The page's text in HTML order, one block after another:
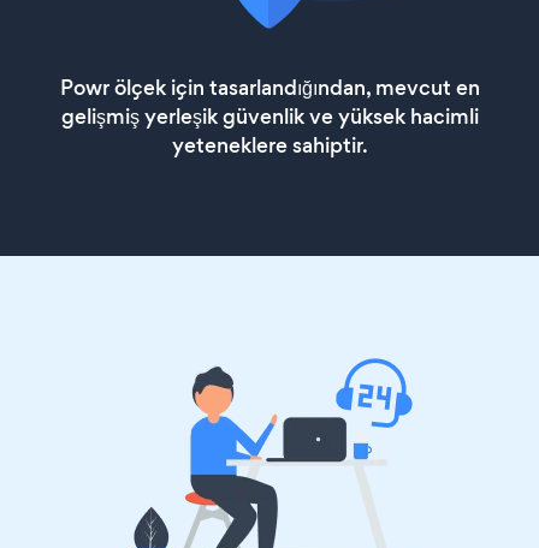
Powr ölçek için tasarlandığından, mevcut en
gelişmiş yerleşik güvenlik ve yüksek hacimli
yeteneklere sahiptir.